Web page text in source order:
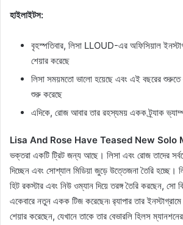
হাইলাইটস:
বৃহস্পতিবার, লিসা LLOUD-এর অফিসিয়াল
শেয়ার করেছে
লিসা সময়মতো ভালো হয়েছে এবং এই বছরের
শুরু করেছে
এদিকে, রোজ আবার তার রহস্যময় একক ট্র্যাক
Lisa And Rose Have Teased New Solo
ভক্তরা একটি ট্রিট জন্য আছে। লিসা এবং রোজ তাদের
দিচ্ছেন এবং সোশ্যাল মিডিয়া জুড়ে উত্তেজনা তৈরি হচ্ছে।
হিট রকস্টার এবং নিউ ওম্যান দিয়ে তরঙ্গ তৈরি করছেন, সো
একেবারে নতুন একক টিজ করেছেন৷ র‌্যাপার তার
শেয়ার করেছেন, যেখানে তাকে তার বেভারলি হিলস